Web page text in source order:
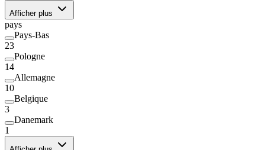
Afficher plus
pays
Pays-Bas
23
Pologne
14
Allemagne
10
Belgique
3
Danemark
1